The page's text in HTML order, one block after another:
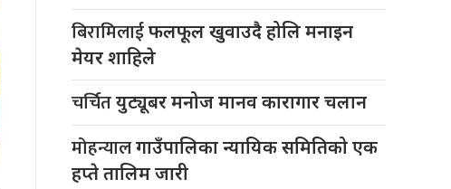
बिरामिलाईफलफूल खुवाउदै होलि मनाइन
मेयर शाहिले
चर्चितयुट्यूबर मनोज मानव कारागार चलान
मोहन्यालगाउँपालिका न्यायिक समितिको एक
हप्ते तालिम जारी